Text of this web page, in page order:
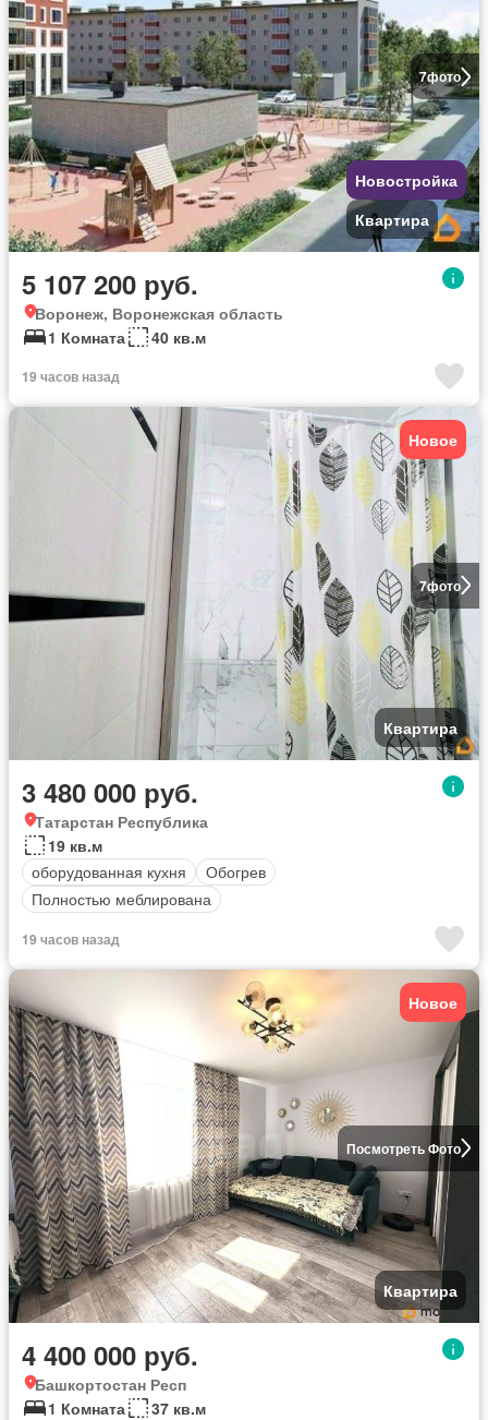
7фото
Новостройка
Квартира
5 107 200 руб.
Воронеж, Воронежская область
1 Комната
40 кв.м
19 часов назад
7фото
Новое
Квартира
3 480 000 руб.
Татарстан Республика
19 кв.м
оборудованная кухня
Обогрев
Полностью меблирована
19 часов назад
Посмотреть Фото
Новое
Квартира
4 400 000 руб.
Башкортостан Респ
1 Комната
37 кв.м